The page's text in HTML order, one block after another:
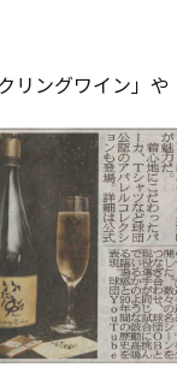
ングワイン」